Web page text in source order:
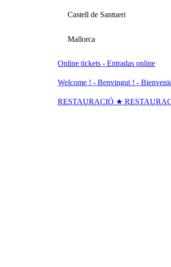
Castell de Santueri
Mallorca
Online tickets - Entradas online
Welcome ! - Benvingut ! -
RESTAURACIÓ ★